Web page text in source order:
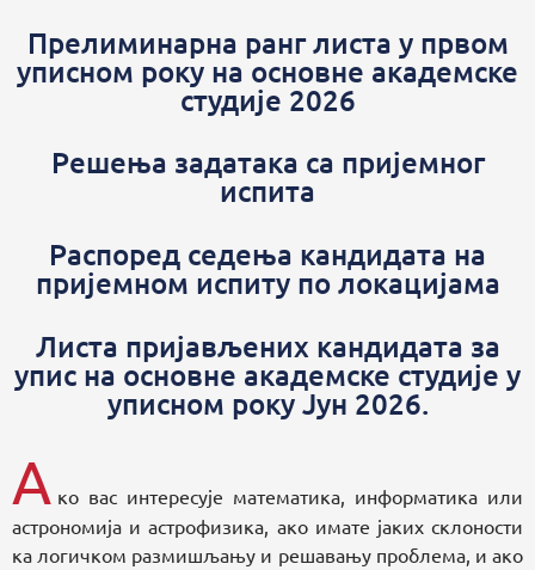
Прелиминарна ранг листа у првом
уписном року на основне академске
студије 2026
Решења задатака са пријемног
испита
Распоред седења кандидата на
пријемном испиту по локацијама
Листа пријављених кандидата за
упис на основне академске студије у
уписном року Јун 2026.
А ко вас интересује математика, информатика или
астрономија и астрофизика, ако имате јаких склоности
ка логичком размишљању и решавању проблема, и ако